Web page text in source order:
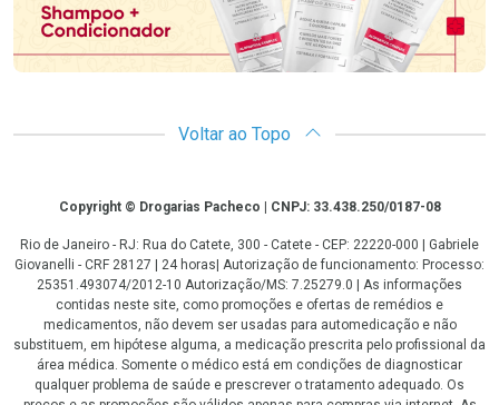
Voltar ao Topo
CopyrightCopyright © Drogarias Pacheco | CNPJ: 33.438.250/0187-08
Rio de Janeiro - RJ: Rua do Catete, 300 - Catete - CEP: 22220-000 | Gabriele
Giovanelli - CRF 28127 | 24 horas| Autorização de funcionamento: Processo:
25351.493074/2012-10 Autorização/MS: 7.25279.0 | As informações
contidas neste site, como promoções e ofertas de remédios e
medicamentos, não devem ser usadas para automedicação e não
substituem, em hipótese alguma, a medicação prescrita pelo profissional da
área médica. Somente o médico está em condições de diagnosticar
qualquer problema de saúde e prescrever o tratamento adequado. Os